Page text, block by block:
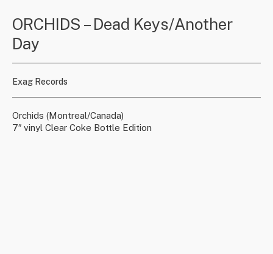
ORCHIDS – Dead Keys/Another
Day
Exag Records
Orchids (Montreal/Canada)
7″ vinyl Clear Coke Bottle Edition